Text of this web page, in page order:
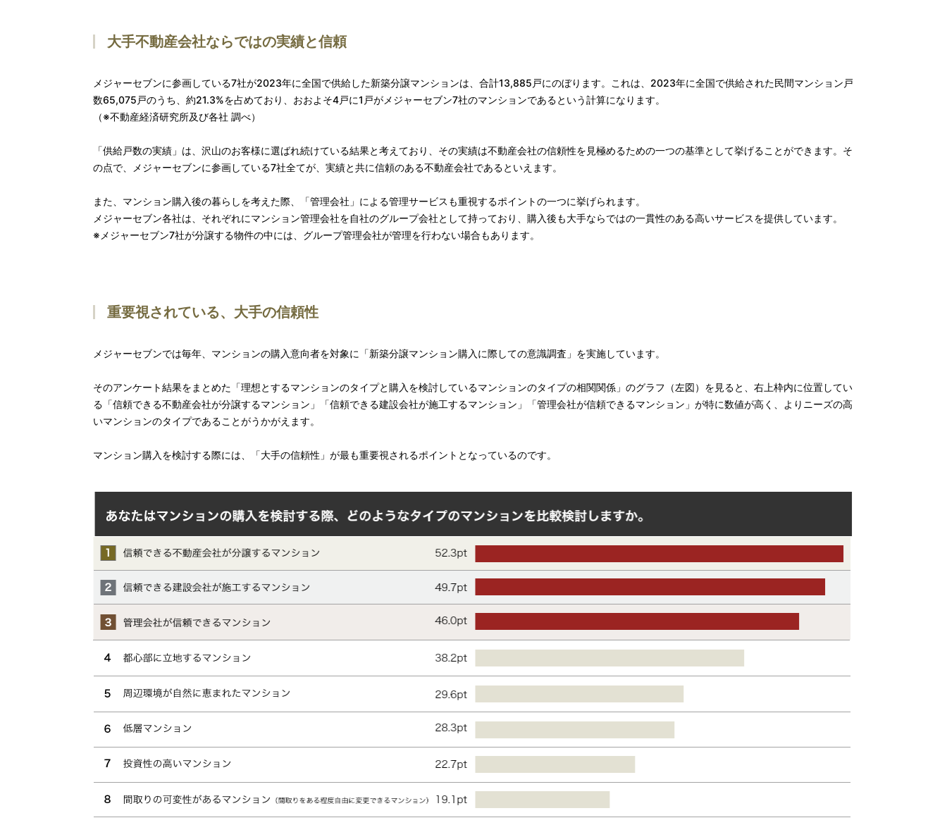
大手不動産会社ならではの実績と信頼
メジャーセブンに参画している7社が2023年に全国で供給した新築分譲マンションは、合計13,885戸にのぼります。これは、2023年に全国で供給された民間マンション戸
数65,075戸のうち、約21.3%を占めており、おおよそ4戸に1戸がメジャーセブン7社のマンションであるという計算になります。
（※不動産経済研究所及び各社 調べ）
「供給戸数の実績」は、沢山のお客様に選ばれ続けている結果と考えており、その実績は不動産会社の信頼性を見極めるための一つの基準として挙げることができます。そ
の点で、メジャーセブンに参画している7社全てが、実績と共に信頼のある不動産会社であるといえます。
また、マンション購入後の暮らしを考えた際、「管理会社」による管理サービスも重視するポイントの一つに挙げられます。
メジャーセブン各社は、それぞれにマンション管理会社を自社のグループ会社として持っており、購入後も大手ならではの一貫性のある高いサービスを提供しています。
※メジャーセブン7社が分譲する物件の中には、グループ管理会社が管理を行わない場合もあります。
重要視されている、大手の信頼性
メジャーセブンでは毎年、マンションの購入意向者を対象に「新築分譲マンション購入に際しての意識調査」を実施しています。
そのアンケート結果をまとめた「理想とするマンションのタイプと購入を検討しているマンションのタイプの相関関係」のグラフ（左図）を見ると、右上枠内に位置してい
る「信頼できる不動産会社が分譲するマンション」「信頼できる建設会社が施工するマンション」「管理会社が信頼できるマンション」が特に数値が高く、よりニーズの高
いマンションのタイプであることがうかがえます。
マンション購入を検討する際には、「大手の信頼性」が最も重要視されるポイントとなっているのです。